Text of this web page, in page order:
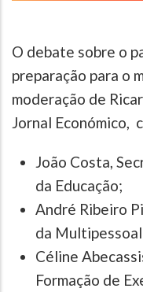
O debate sobre o
preparação para o
moderação de
Jornal Económico,
João Costa,
da Educação;
André Ribeiro
da
Céline
Formação de